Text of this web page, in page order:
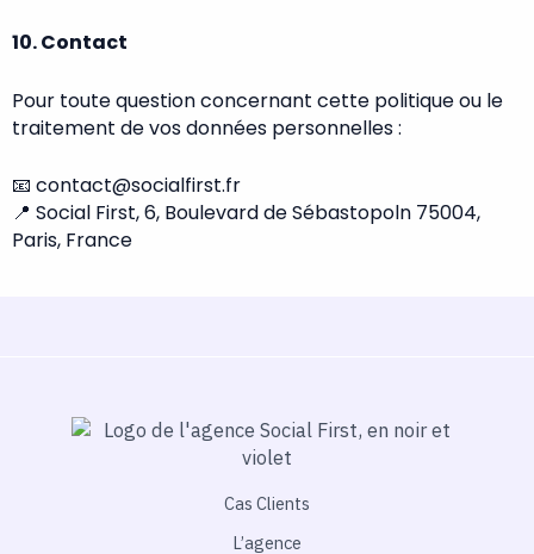
10. Contact
Pour toute question concernant cette politique ou le
traitement de vos données personnelles :
📧 contact@socialfirst.fr
📍 Social First, 6, Boulevard de Sébastopoln 75004,
Paris, France
Cas Clients
L’agence